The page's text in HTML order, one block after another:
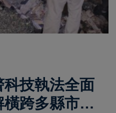
技執法全面
跨多縣市的